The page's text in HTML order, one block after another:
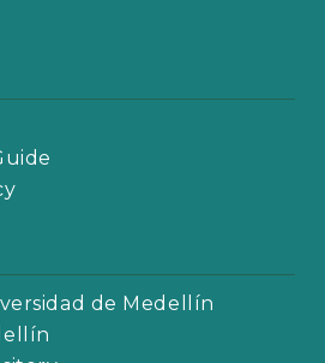
de Medellín